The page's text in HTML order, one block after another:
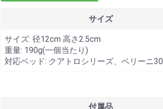
サイズ
サイズ: 径12cm 高さ2.5cm
重量: 190g(一個当たり)
対応ベッド: クアトロシリーズ、ベリーニ30
付属品